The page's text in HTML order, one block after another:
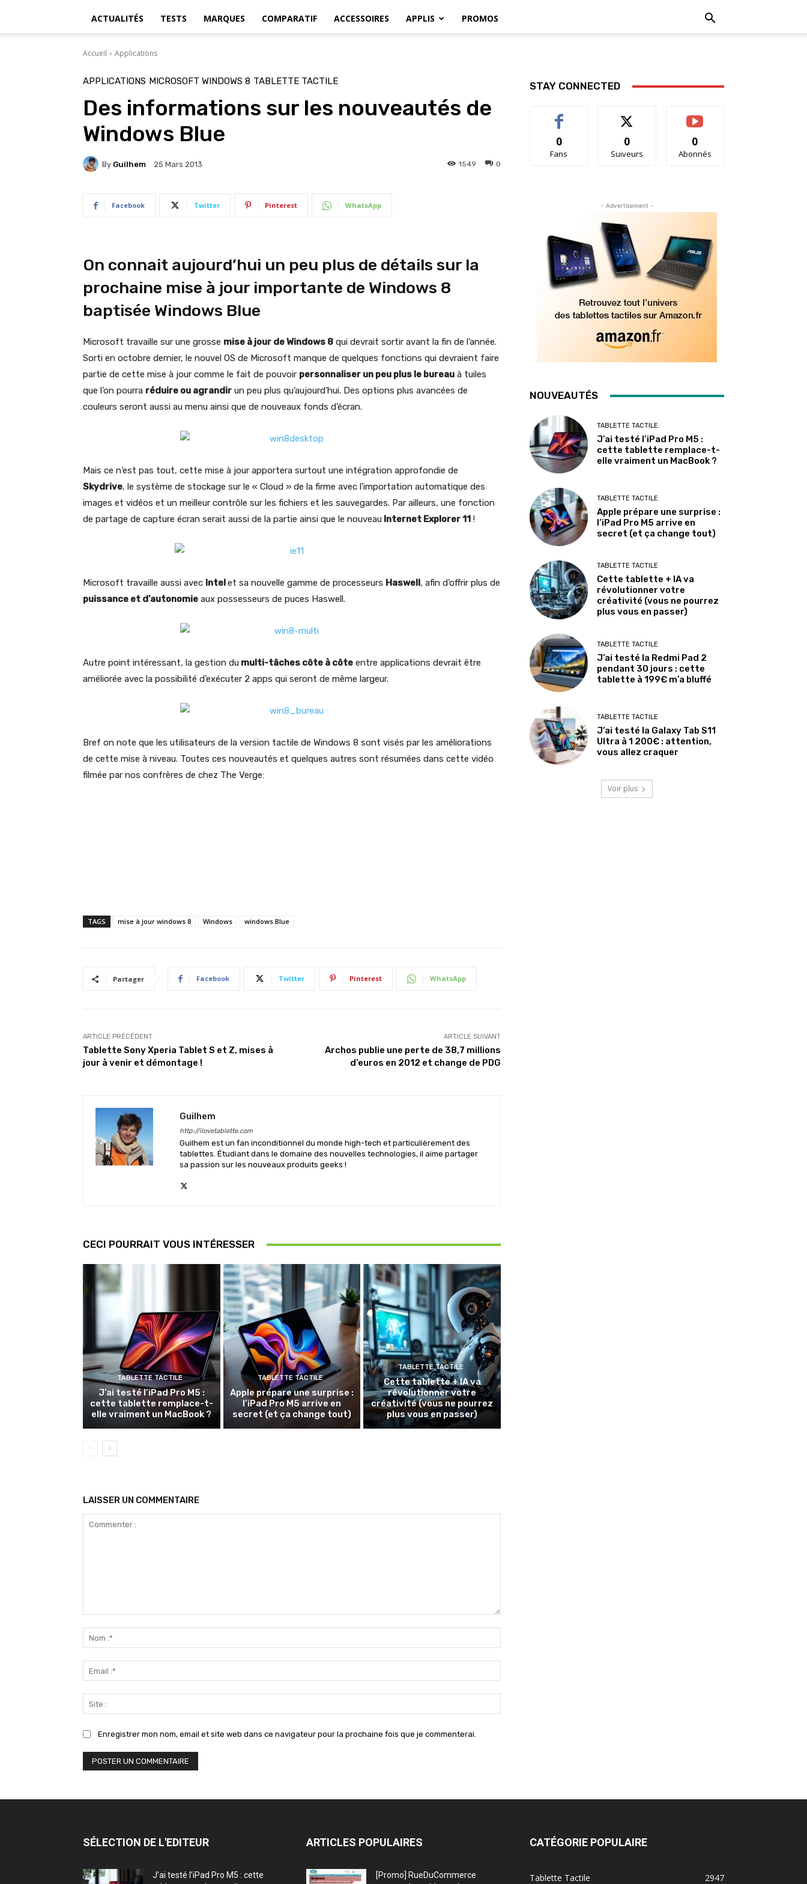
ACTUALITÉS TESTS MARQUES COMPARATIF ACCESSOIRES APPLIS PROMOS
Accueil Applications
APPLICATIONS MICROSOFT WINDOWS 8 TABLETTE TACTILE
Des informations sur les nouveautés de
Windows Blue
By Guilhem 25 Mars 2013 0
1549
Facebook Twitter Pinterest WhatsApp
On connait aujourd’hui un peu plus de détails sur la
prochaine mise à jour importante de Windows 8
baptisée Windows Blue
Microsoft travaille sur une grosse mise à jour de Windows 8 qui devrait sortir avant la fin de l’année.
Sorti en octobre dernier, le nouvel OS de Microsoft manque de quelques fonctions qui devraient faire
partie de cette mise à jour comme le fait de pouvoir personnaliser un peu plus le bureau à tuiles
que l’on pourra réduire ou agrandir un peu plus qu’aujourd’hui. Des options plus avancées de
couleurs seront aussi au menu ainsi que de nouveaux fonds d’écran.
Mais ce n’est pas tout, cette mise à jour apportera surtout une intégration approfondie de
Skydrive, le système de stockage sur le « Cloud » de la firme avec l’importation automatique des
images et vidéos et un meilleur contrôle sur les fichiers et les sauvegardes. Par ailleurs, une fonction
de partage de capture écran serait aussi de la partie ainsi que le nouveau Internet Explorer 11 !
Microsoft travaille aussi avec Intelet sa nouvelle gamme de processeurs Haswell, afin d’offrir plus de
puissance et d’autonomie aux possesseurs de puces Haswell.
Autre point intéressant, la gestion du multi-tâches côte à côte entre applications devrait être
améliorée avec la possibilité d’exécuter 2 apps qui seront de même largeur.
Bref on note que les utilisateurs de la version tactile de Windows 8 sont visés par les améliorations
de cette mise à niveau. Toutes ces nouveautés et quelques autres sont résumées dans cette vidéo
filmée par nos confrères de chez The Verge:
TAGS mise à jour windows 8 Windows windows Blue
Partager Facebook Twitter Pinterest WhatsApp
ARTICLE PRÉCÉDENT
Tablette Sony Xperia Tablet S et Z, mises à
jour à venir et démontage !
ARTICLE SUIVANT
Archos publie une perte de 38,7 millions
d’euros en 2012 et change de PDG
Guilhem
http://ilovetablette.com
Guilhem est un fan inconditionnel du monde high-tech et particulièrement des
tablettes. Étudiant dans le domaine des nouvelles technologies, il aime partager
sa passion sur les nouveaux produits geeks !
CECI POURRAIT VOUS INTÉRESSER
TABLETTE TACTILE
J’ai testé l’iPad Pro M5 :
cette tablette remplace-t-
elle vraiment un MacBook ?
TABLETTE TACTILE
Apple prépare une surprise :
l’iPad Pro M5 arrive en
secret (et ça change tout)
TABLETTE TACTILE
Cette tablette + IA va
révolutionner votre
créativité (vous ne pourrez
plus vous en passer)
LAISSER UN COMMENTAIRE
:*
:*
:
Enregistrer mon nom, email et site web dans ce navigateur pour la prochaine fois que je commenterai.
STAY CONNECTED
0
Fans
0
Suiveurs
0
Abonnés
- Advertisement -
NOUVEAUTÉS
TABLETTE TACTILE
J’ai testé l’iPad Pro M5 :
cette tablette remplace-t-
elle vraiment un MacBook ?
TABLETTE TACTILE
Apple prépare une surprise :
l’iPad Pro M5 arrive en
secret (et ça change tout)
TABLETTE TACTILE
Cette tablette + IA va
révolutionner votre
créativité (vous ne pourrez
plus vous en passer)
TABLETTE TACTILE
J’ai testé la Redmi Pad 2
pendant 30 jours : cette
tablette à 199€ m’a bluffé
TABLETTE TACTILE
J’ai testé la Galaxy Tab S11
Ultra à 1 200€ : attention,
vous allez craquer
Voir plus
SÉLECTION DE L'EDITEUR
J’ai testé l’iPad Pro M5 : cette
ARTICLES POPULAIRES
[Promo] RueDuCommerce
CATÉGORIE POPULAIRE
Tablette Tactile 2947